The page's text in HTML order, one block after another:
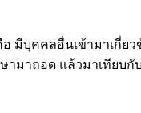
มีบุคคลอื่นเข้ามาเกี่ยว
ามาถอด แล้วมาเทียบกั